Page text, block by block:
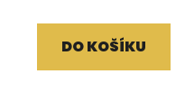
DO KOŠÍKU